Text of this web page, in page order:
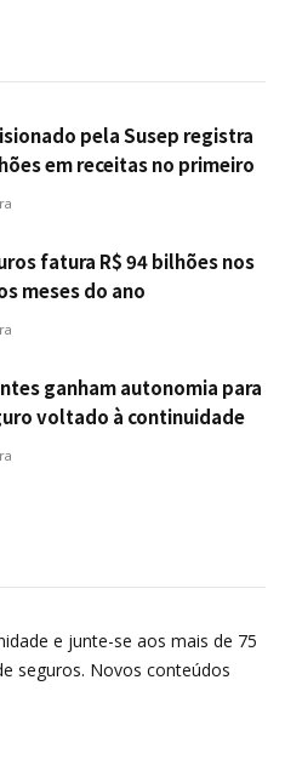
pela Susep registra
em receitas no primeiro
fatura R$ 94 bilhões nos
meses do ano
ganham autonomia para
voltado à continuidade
e junte-se aos mais de 75
seguros. Novos conteúdos